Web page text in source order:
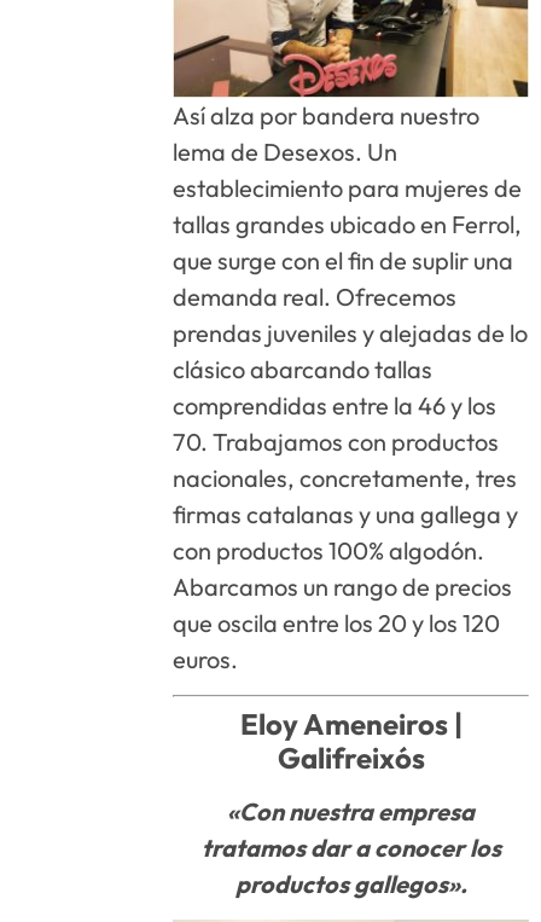
Así alza por bandera nuestro
lema de Desexos. Un
establecimiento para mujeres de
tallas grandes ubicado en Ferrol,
que surge con el fin de suplir una
demanda real. Ofrecemos
prendas juveniles y alejadas de lo
clásico abarcando tallas
comprendidas entre la 46 y los
70. Trabajamos con productos
nacionales, concretamente, tres
firmas catalanas y una gallega y
con productos 100% algodón.
Abarcamos un rango de precios
que oscila entre los 20 y los 120
euros.
Eloy Ameneiros |
Galifreixós
«Con nuestra empresa
tratamos dar a conocer los
productos gallegos».